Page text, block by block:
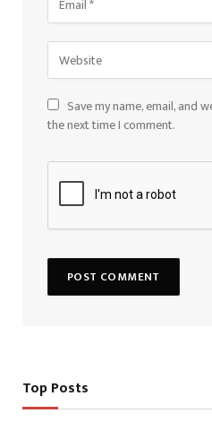
Save my name, email, and
the next time I comment.
Top Posts